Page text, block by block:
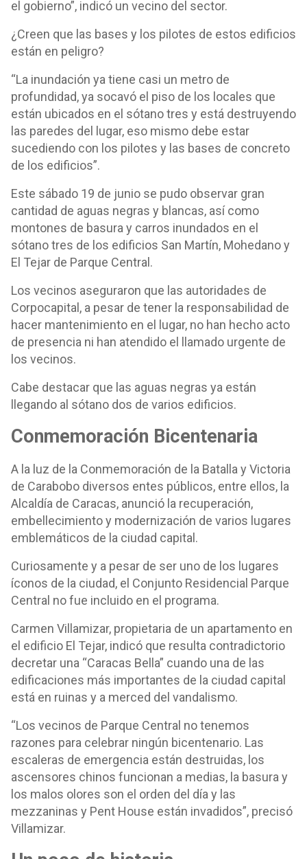
el gobierno”, indicó un vecino del sector.
¿Creen que las bases y los pilotes de estos edificios
están en peligro?
“La inundación ya tiene casi un metro de
profundidad, ya socavó el piso de los locales que
están ubicados en el sótano tres y está destruyendo
las paredes del lugar, eso mismo debe estar
sucediendo con los pilotes y las bases de concreto
de los edificios”.
Este sábado 19 de junio se pudo observar gran
cantidad de aguas negras y blancas, así como
montones de basura y carros inundados en el
sótano tres de los edificios San Martín, Mohedano y
El Tejar de Parque Central.
Los vecinos aseguraron que las autoridades de
Corpocapital, a pesar de tener la responsabilidad de
hacer mantenimiento en el lugar, no han hecho acto
de presencia ni han atendido el llamado urgente de
los vecinos.
Cabe destacar que las aguas negras ya están
llegando al sótano dos de varios edificios.
Conmemoración Bicentenaria
A la luz de la Conmemoración de la Batalla y Victoria
de Carabobo diversos entes públicos, entre ellos, la
Alcaldía de Caracas, anunció la recuperación,
embellecimiento y modernización de varios lugares
emblemáticos de la ciudad capital.
Curiosamente y a pesar de ser uno de los lugares
íconos de la ciudad, el Conjunto Residencial Parque
Central no fue incluido en el programa.
Carmen Villamizar, propietaria de un apartamento en
el edificio El Tejar, indicó que resulta contradictorio
decretar una “Caracas Bella” cuando una de las
edificaciones más importantes de la ciudad capital
está en ruinas y a merced del vandalismo.
“Los vecinos de Parque Central no tenemos
razones para celebrar ningún bicentenario. Las
escaleras de emergencia están destruidas, los
ascensores chinos funcionan a medias, la basura y
los malos olores son el orden del día y las
mezzaninas y Pent House están invadidos”, precisó
Villamizar.